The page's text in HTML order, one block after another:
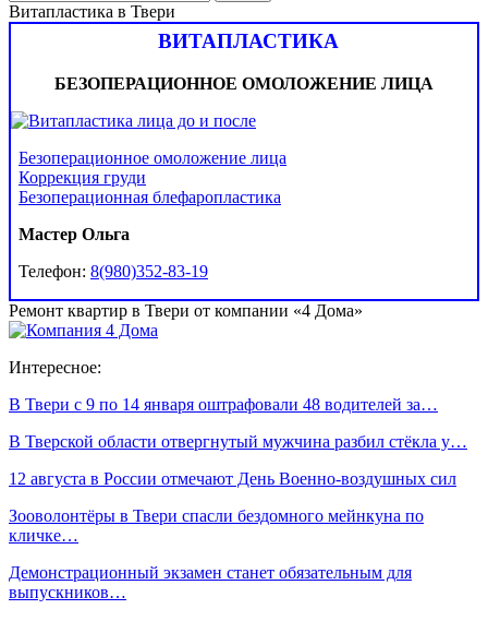
Витапластика в Твери
ВИТАПЛАСТИКА
БЕЗОПЕРАЦИОННОЕ ОМОЛОЖЕНИЕ ЛИЦА
Безоперационное омоложение лица
Коррекция груди
Безоперационная блефаропластика
Мастер Ольга
Телефон: 8(980)352-83-19
Ремонт квартир в Твери от компании «4 Дома»
Интересное:
В Твери с 9 по 14 января оштрафовали 48 водителей за…
В Тверской области отвергнутый мужчина разбил стёкла у…
12 августа в России отмечают День Военно-воздушных сил
Зооволонтёры в Твери спасли бездомного мейнкуна по
кличке…
Демонстрационный экзамен станет обязательным для
выпускников…